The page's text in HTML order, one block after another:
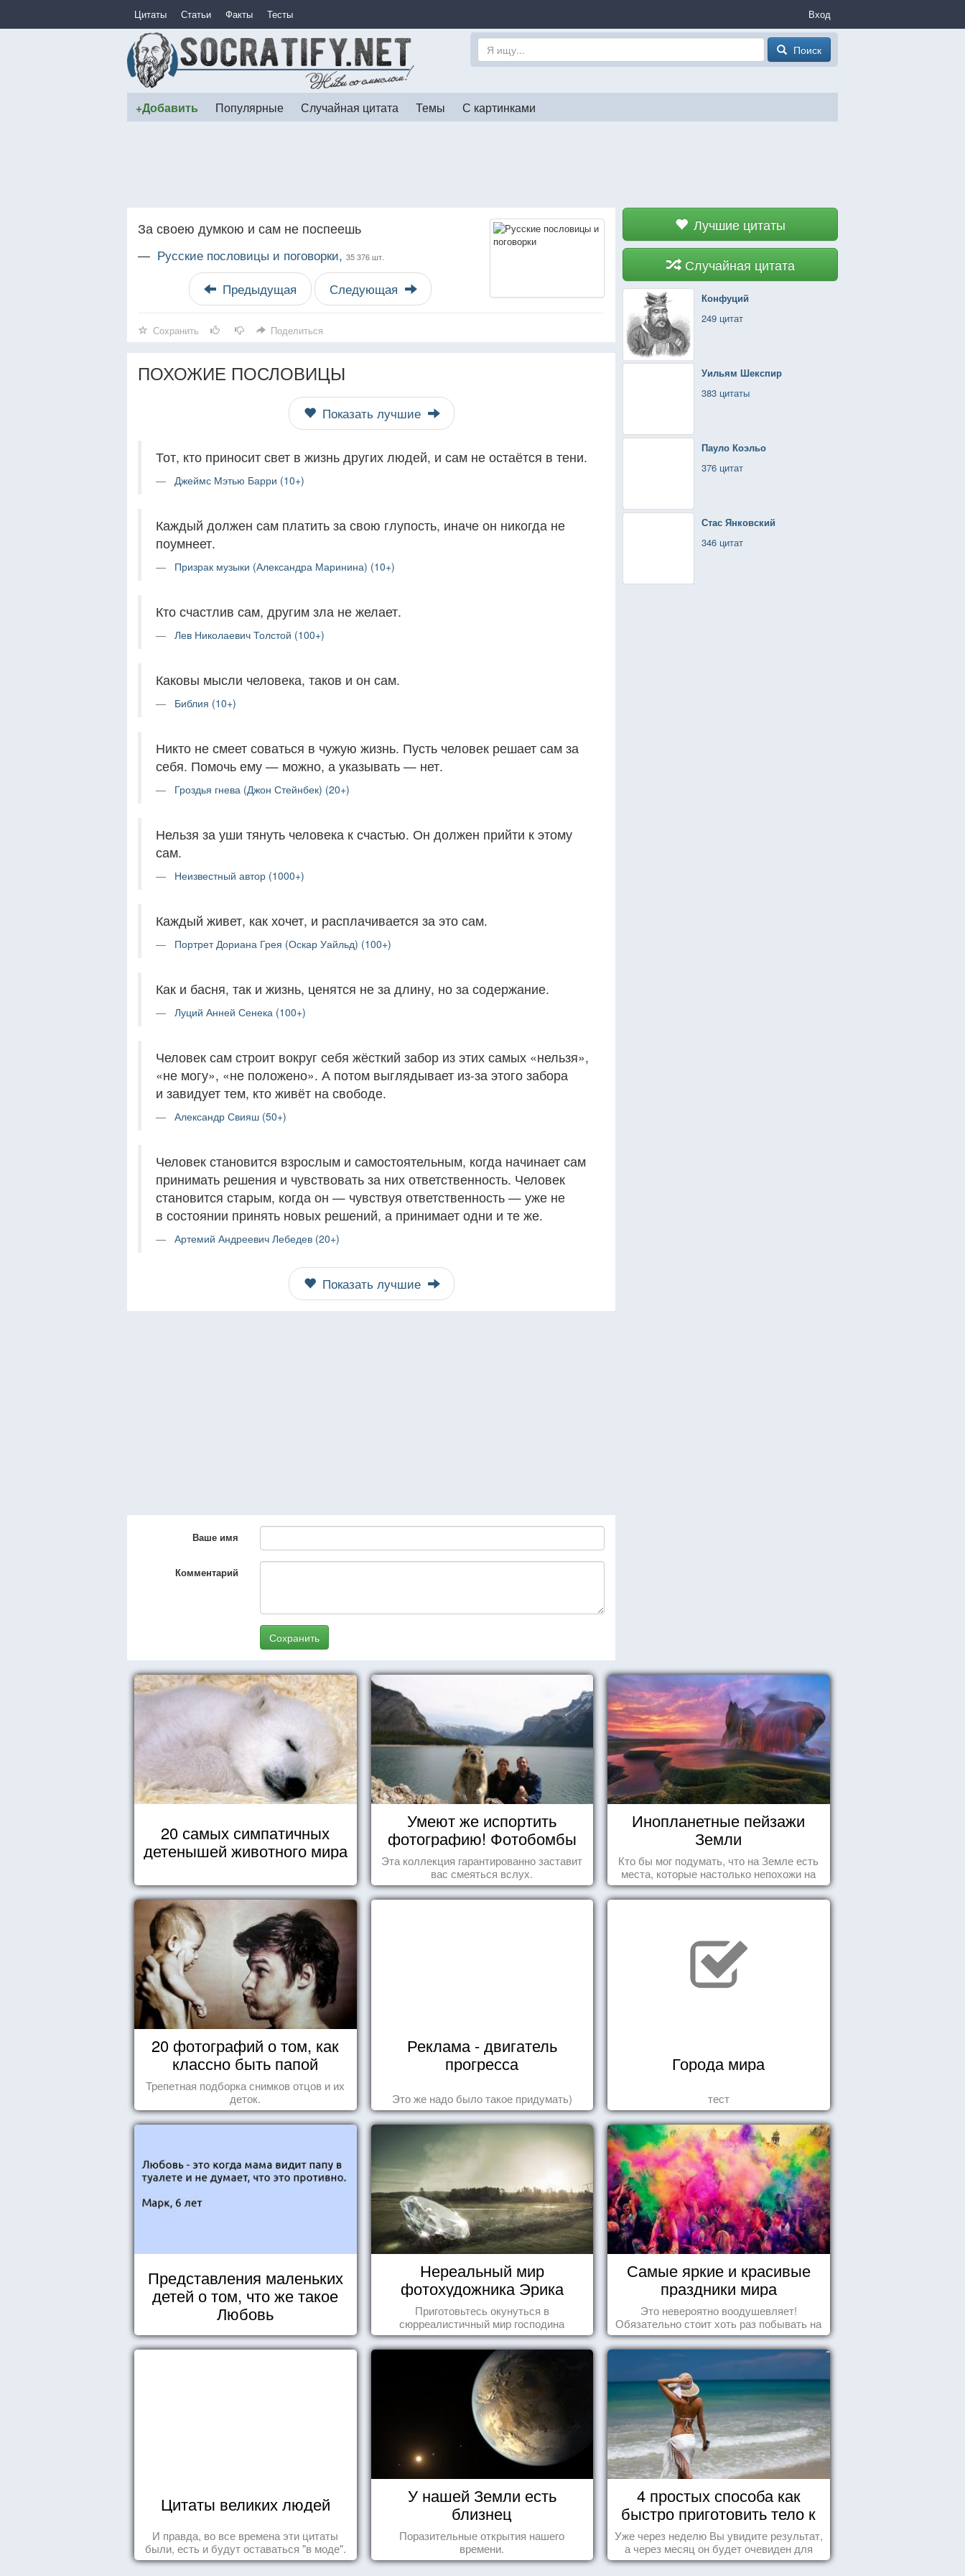
Цитаты Статьи Факты Тесты Вход
Поиск
+Добавить Популярные Случайная цитата Темы С картинками
Лучшие цитаты
Случайная цитата
Конфуций
249 цитат
Уильям Шекспир
383 цитаты
Пауло Коэльо
376 цитат
Стас Янковский
346 цитат
За своею думкою и сам не поспеешь
— Русские пословицы и поговорки, 35 376 шт.
Предыдущая Следующая
Сохранить Поделиться
ПОХОЖИЕ ПОСЛОВИЦЫ
Показать лучшие
Тот, кто приносит свет в жизнь других людей, и сам не остаётся в тени.
Джеймс Мэтью Барри (10+)
Каждый должен сам платить за свою глупость, иначе он никогда не
поумнеет.
Призрак музыки (Александра Маринина) (10+)
Кто счастлив сам, другим зла не желает.
Лев Николаевич Толстой (100+)
Каковы мысли человека, таков и он сам.
Библия (10+)
Никто не смеет соваться в чужую жизнь. Пусть человек решает сам за
себя. Помочь ему — можно, а указывать — нет.
Гроздья гнева (Джон Стейнбек) (20+)
Нельзя за уши тянуть человека к счастью. Он должен прийти к этому
сам.
Неизвестный автор (1000+)
Каждый живет, как хочет, и расплачивается за это сам.
Портрет Дориана Грея (Оскар Уайльд) (100+)
Как и басня, так и жизнь, ценятся не за длину, но за содержание.
Луций Анней Сенека (100+)
Человек сам строит вокруг себя жёсткий забор из этих самых «нельзя»,
«не могу», «не положено». А потом выглядывает из-за этого забора
и завидует тем, кто живёт на свободе.
Александр Свияш (50+)
Человек становится взрослым и самостоятельным, когда начинает сам
принимать решения и чувствовать за них ответственность. Человек
становится старым, когда он — чувствуя ответственность — уже не
в состоянии принять новых решений, а принимает одни и те же.
Артемий Андреевич Лебедев (20+)
Показать лучшие
Ваше имя
Комментарий
Сохранить
20 самых симпатичных
детенышей животного мира
Умеют же испортить
фотографию! Фотобомбы
животных
Эта коллекция гарантированно заставит
вас смеяться вслух.
Инопланетные пейзажи
Земли
Кто бы мог подумать, что на Земле есть
места, которые настолько непохожи на
привычные для человечества пейзажи,
что кажутся и вовсе инопланетными!
20 фотографий о том, как
классно быть папой
Трепетная подборка снимков отцов и их
деток.
Реклама - двигатель
прогресса
Это же надо было такое придумать)
Города мира
тест
Представления маленьких
детей о том, что же такое
Любовь
Нереальный мир
фотохудожника Эрика
Йоханссона
Приготовьтесь окунуться в
сюрреалистичный мир господина
Йоханссона
Самые яркие и красивые
праздники мира
Это невероятно воодушевляет!
Обязательно стоит хоть раз побывать на
подобных мероприятиях и получить
массу впечатлений!
Цитаты великих людей
И правда, во все времена эти цитаты
были, есть и будут оставаться "в моде".
У нашей Земли есть
близнец
Поразительные открытия нашего
времени.
4 простых способа как
быстро приготовить тело к
морю
Уже через неделю Вы увидите результат,
а через месяц он будет очевиден для
всех!